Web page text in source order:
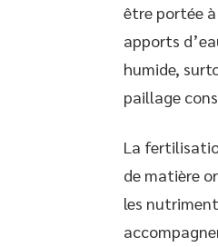
être portée
apports
humide,
paillage
La
de matière
les